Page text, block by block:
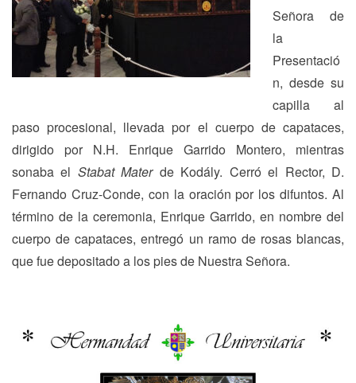
Señora de
la
Presentació
n, desde su
capilla al
paso procesional, llevada por el cuerpo de capataces,
dirigido por N.H. Enrique Garrido Montero, mientras
sonaba el Stabat Materde Kodály. Cerró el Rector, D.
Fernando Cruz-Conde, con la oración por los difuntos. Al
término de la ceremonia, Enrique Garrido, en nombre del
cuerpo de capataces, entregó un ramo de rosas blancas,
que fue depositado a los pies de Nuestra Señora.